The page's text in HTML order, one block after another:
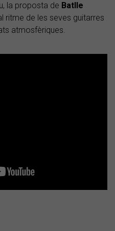
la proposta de Batlle
ritme de les seves guitarres
atmosfèriques.